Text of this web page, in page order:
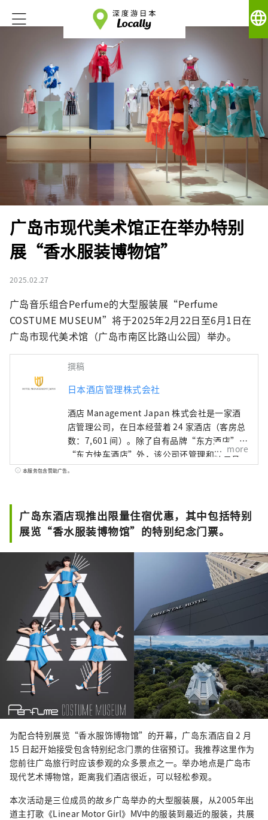
language
广岛市现代美术馆正在举办特别
展“香水服装博物馆”
2025.02.27
广岛音乐组合Perfume的大型服装展“Perfume
COSTUME MUSEUM”将于2025年2月22日至6月1日在
广岛市现代美术馆（广岛市南区比路山公园）举办。
撰稿
日本酒店管理株式会社
酒店 Management Japan 株式会社是一家酒
店管理公司，在日本经营着 24 家酒店（客房总
数：7,601 间）。除了自有品牌“东方酒店”和
“东方快车酒店”外，该公司还管理和经营各
种酒店，包括“希尔顿”、“喜来登”和“日
more
本服务包含赞助广告。
广岛东酒店现推出限量住宿优惠，其中包括特别
展览“香水服装博物馆”的特别纪念门票。
为配合特别展览“香水服饰博物馆”的开幕，广岛东酒店自 2 月
15 日起开始接受包含特别纪念门票的住宿预订。我推荐这里作为
您前往广岛旅行时应该参观的众多景点之一。举办地点是广岛市
现代艺术博物馆，距离我们酒店很近，可以轻松参观。
本次活动是三位成员的故乡广岛举办的大型服装展，从2005年出
道主打歌《Linear Motor Girl》MV中的服装到最近的服装，共展